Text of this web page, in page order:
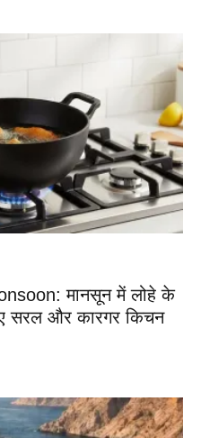
मानसून में लोहे के
सरल और कारगर किचन